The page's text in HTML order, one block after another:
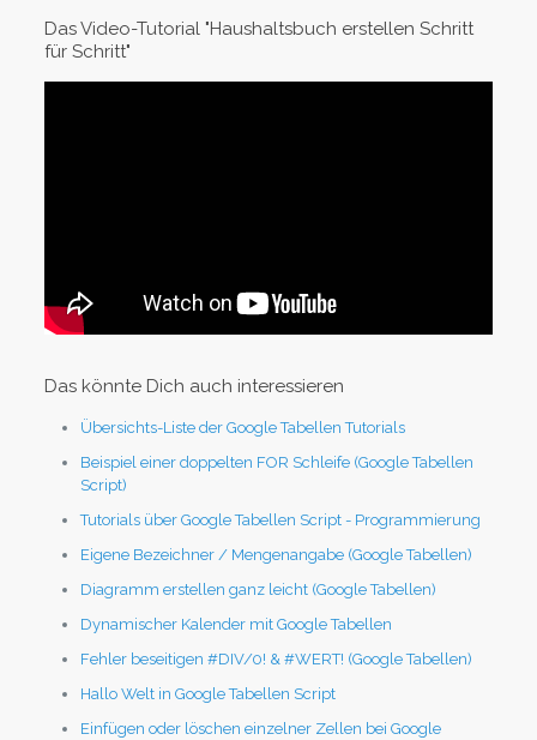
Das Video-Tutorial "Haushaltsbuch erstellen Schritt
für Schritt"
Das könnte Dich auch interessieren
Übersichts-Liste der Google Tabellen Tutorials
Beispiel einer doppelten FOR Schleife (Google Tabellen
Script)
Tutorials über Google Tabellen Script - Programmierung
Eigene Bezeichner / Mengenangabe (Google Tabellen)
Diagramm erstellen ganz leicht (Google Tabellen)
Dynamischer Kalender mit Google Tabellen
Fehler beseitigen #DIV/0! & #WERT! (Google Tabellen)
Hallo Welt in Google Tabellen Script
Einfügen oder löschen einzelner Zellen bei Google